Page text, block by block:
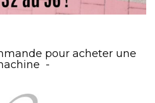
pour acheter une